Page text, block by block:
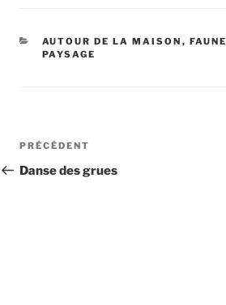
CATÉGORIES
AUTOUR DE LA MAISON , FAUNE
PAYSAGE
Navigation
de
Article
précédent
PRÉCÉDENT
Danse des grues